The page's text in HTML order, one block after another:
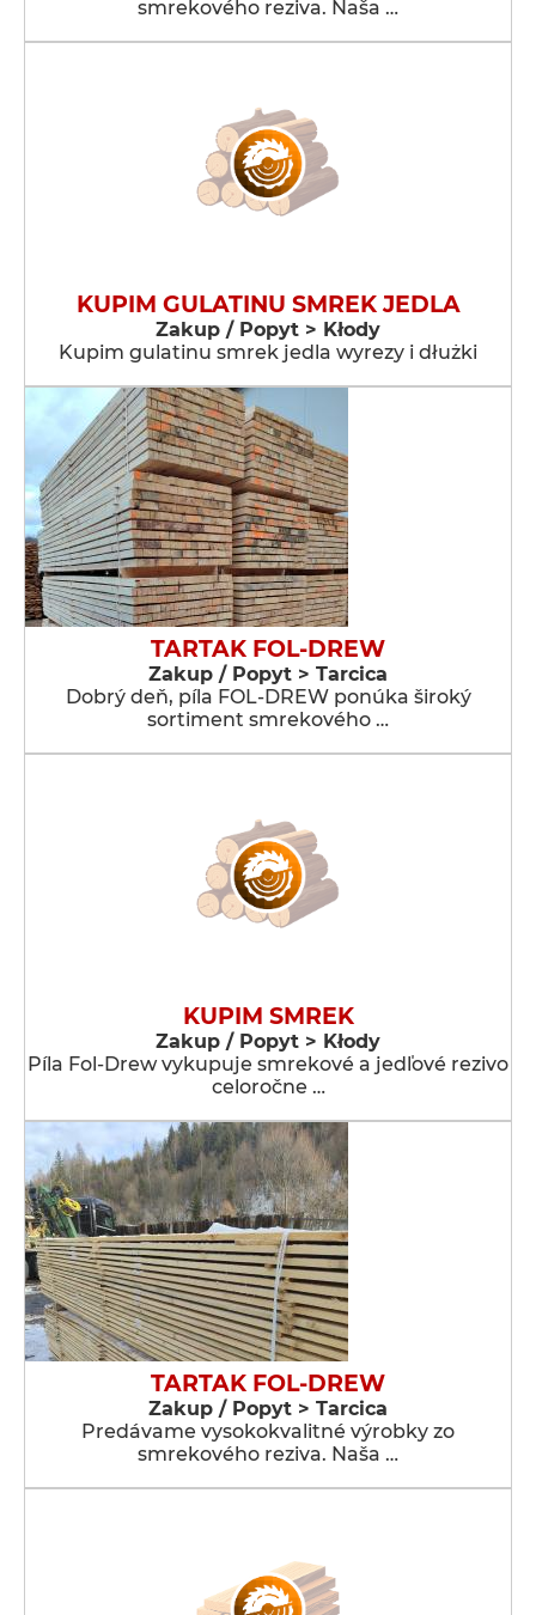
smrekového reziva. Naša …
KUPIM GULATINU SMREK JEDLA
Zakup / Popyt > Kłody
Kupim gulatinu smrek jedla wyrezy i dłużki
TARTAK FOL-DREW
Zakup / Popyt > Tarcica
Dobrý deň, píla FOL-DREW ponúka široký
sortiment smrekového …
KUPIM SMREK
Zakup / Popyt > Kłody
Píla Fol-Drew vykupuje smrekové a jedľové rezivo
celoročne …
TARTAK FOL-DREW
Zakup / Popyt > Tarcica
Predávame vysokokvalitné výrobky zo
smrekového reziva. Naša …